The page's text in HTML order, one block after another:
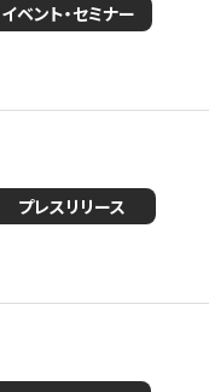
イベント・セミナー
プレスリリース